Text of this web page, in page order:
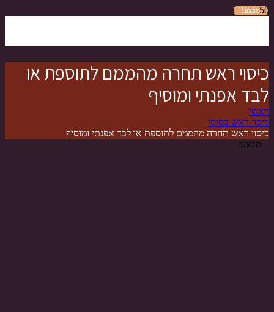
כיסוי ראש תחרה מהממם לתוספת או
לבד אפנתי ומוסיף
ראשי
כיסוי ראש בסיסי
כיסוי ראש תחרה מהממם לתוספת או לבד אפנתי ומוסיף
מבצע!
מבצע!
מבצע!
מבצע!
מבצע!
מבצע!
מבצע!
מבצע!